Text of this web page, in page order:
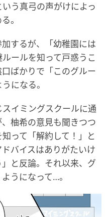
う真弓の声がけによっ
。
するが、「幼稚園には
ールを知って戸惑うこ
ばかりで「このグルー
になる。
イミングスクールに通
柚希の意見も聞きつつ
って「解約して！」と
バイスはありがたいけ
と反論。それ以来、グ
うになって…。